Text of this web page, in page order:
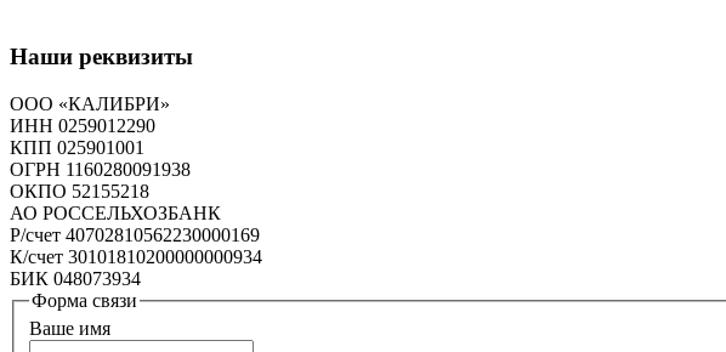
Наши реквизиты
ООО «КАЛИБРИ»
ИНН 0259012290
КПП 025901001
ОГРН 1160280091938
ОКПО 52155218
АО РОССЕЛЬХОЗБАНК
Р/счет 40702810562230000169
К/счет 30101810200000000934
БИК 048073934
Форма связи
Ваше имя